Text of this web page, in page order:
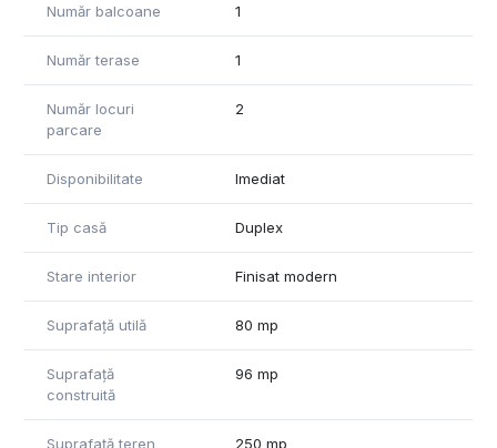
Număr balcoane 1
Număr terase 1
Număr locuri
parcare
2
Disponibilitate Imediat
Tip casă Duplex
Stare interior Finisat modern
Suprafață utilă 80 mp
Suprafață
construită
96 mp
Suprafață teren 250 mp